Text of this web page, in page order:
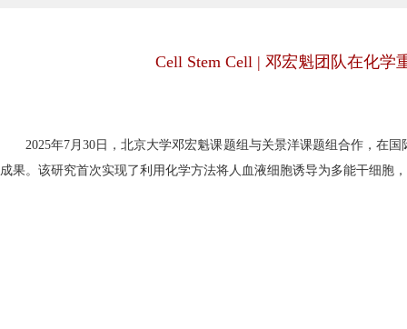
Cell Stem Cell | 邓宏魁团队在化
2025年7月30日，北京大学邓宏魁课题组与关景洋课题组合作，在国
成果。该研究首次实现了利用化学方法将人血液细胞诱导为多能干细胞